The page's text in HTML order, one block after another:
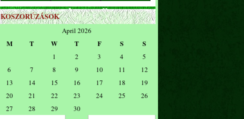
KOSZORÚZÁSOK
April 2026
M T W T F S S
1 2 3 4
5
6
7 8 9 10 11
12
13
14 15 16 17 18
19
20
21 22 23 24 25
26
27
28 29
30